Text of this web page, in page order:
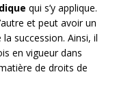
qui s’y applique.
et peut avoir un
succession. Ainsi, il
en vigueur dans
de droits de